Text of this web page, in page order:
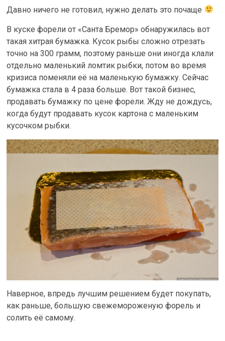
Давно ничего не готовил, нужно делать это почаще
В куске форели от «Санта Бремор» обнаружилась вот
такая хитрая бумажка. Кусок рыбы сложно отрезать
точно на 300 грамм, поэтому раньше они иногда клали
отдельно маленький ломтик рыбки, потом во время
кризиса поменяли её на маленькую бумажку. Сейчас
бумажка стала в 4 раза больше. Вот такой бизнес,
продавать бумажку по цене форели. Жду не дождусь,
когда будут продавать кусок картона с маленьким
кусочком рыбки.
Наверное, впредь лучшим решением будет покупать,
как раньше, большую свежемороженую форель и
солить её самому.